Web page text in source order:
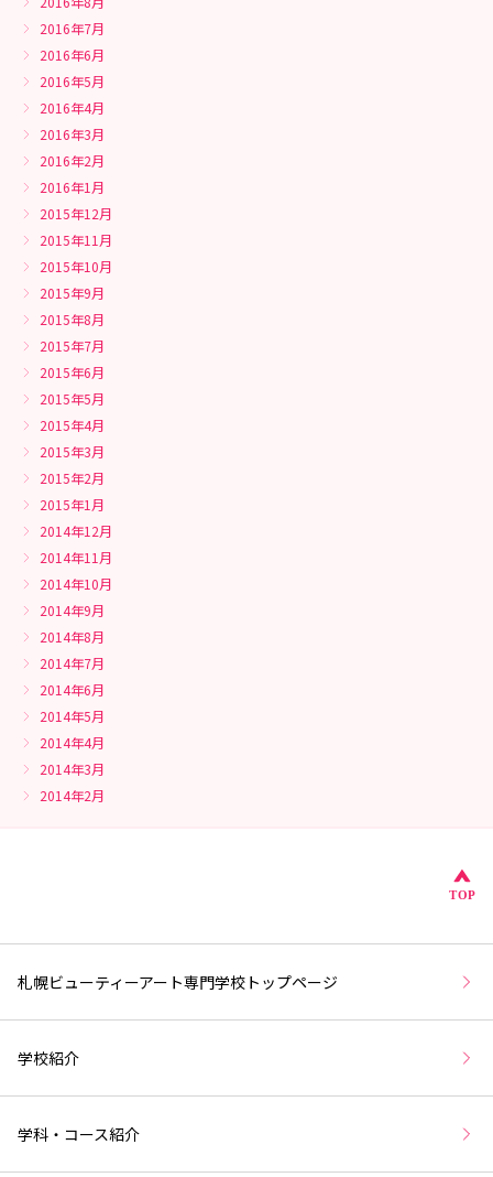
2016年7月
2016年6月
2016年5月
2016年4月
2016年3月
2016年2月
2016年1月
2015年12月
2015年11月
2015年10月
2015年9月
2015年8月
2015年7月
2015年6月
2015年5月
2015年4月
2015年3月
2015年2月
2015年1月
2014年12月
2014年11月
2014年10月
2014年9月
2014年8月
2014年7月
2014年6月
2014年5月
2014年4月
2014年3月
2014年2月
こ
TOP
札幌ビューティーアート専門学校トップページ
学校紹介
学科・コース紹介